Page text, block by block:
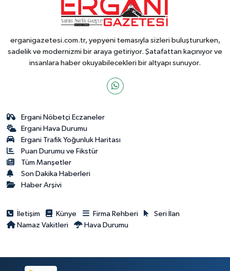
erganigazetesi.com.tr, yepyeni temasıyla sizleri buluştururken,
sadelik ve modernizmi bir araya getiriyor. Şatafattan kaçınıyor ve
insanlara haber okuyabilecekleri bir altyapı sunuyor.
Ergani Nöbetçi Eczaneler
Ergani Hava Durumu
Ergani Trafik Yoğunluk Haritası
Puan Durumu ve Fikstür
Tüm Manşetler
Son Dakika Haberleri
Haber Arşivi
İletişim Künye Firma Rehberi
Seri İlan
Namaz Vakitleri
Hava Durumu